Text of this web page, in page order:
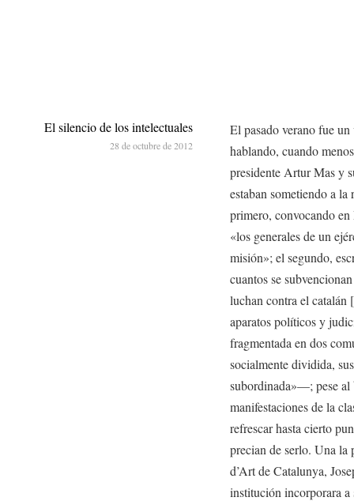
El pasado verano fue
hablando, cuando
presidente Artur Mas y
estaban sometiendo a
primero, convocando en
«los generales de un
misión»; el segundo,
cuantos se
luchan contra el catalán
aparatos políticos y
fragmentada en dos
socialmente dividida,
subordinada»—; pese al
manifestaciones de la
refrescar hasta cierto
precian de serlo. Una
d’Art de Catalunya,
institución incorporara a
El silencio de los intelectuales
28 de octubre de 2012